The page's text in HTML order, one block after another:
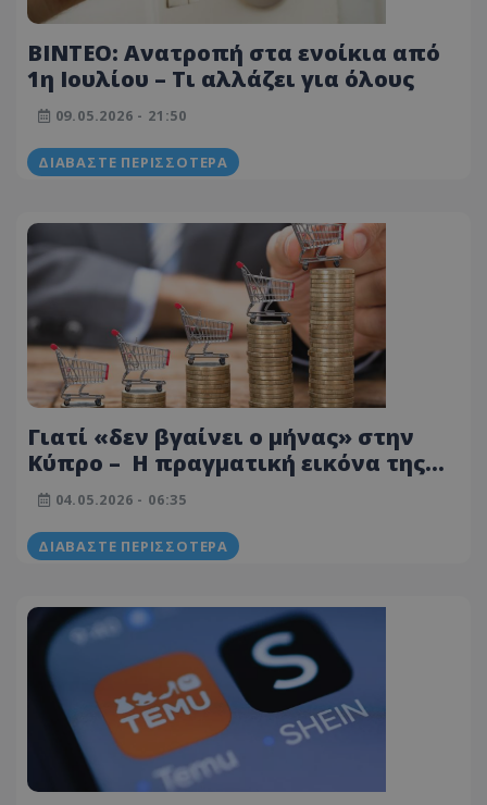
BINTEO: Ανατροπή στα ενοίκια από
1η Ιουλίου – Τι αλλάζει για όλους
09.05.2026 - 21:50
ΔΙΑΒΆΣΤΕ ΠΕΡΙΣΣΌΤΕΡΑ
Γιατί «δεν βγαίνει ο μήνας» στην
Κύπρο – Η πραγματική εικόνα της
ακρίβειας - Οικονομολόγος στο «Τ»
04.05.2026 - 06:35
ΔΙΑΒΆΣΤΕ ΠΕΡΙΣΣΌΤΕΡΑ